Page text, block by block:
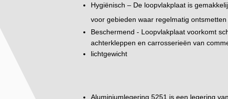
Hygiënisch – De loopvlakplaat is
voor gebieden waar regelmatig
Beschermend - Loopvlakplaat voorkomt
achterkleppen en carrosserieën van
lichtgewicht
Aluminiumlegering 5251 is een legering